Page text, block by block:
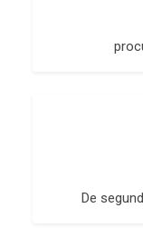
De